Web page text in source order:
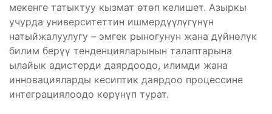
мекенге татыктуу кызмат өтөп келишет. Азыркы
учурда университеттин ишмердүүлүгүнүн
натыйжалуулугу – эмгек рыногунун жана дүйнөлүк
билим берүү тенденцияларынын талаптарына
ылайык адистерди даярдоодо, илимди жана
инновацияларды кесиптик даярдоо процессине
интеграциялоодо көрүнүп турат.